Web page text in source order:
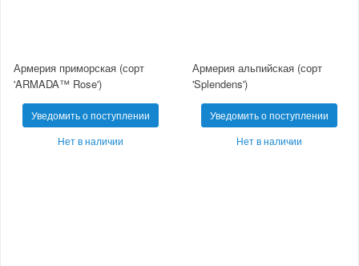
Армерия приморская (сорт
'ARMADA™ Rose')
Уведомить о поступлении
Нет в наличии
Армерия альпийская (сорт
'Splendens')
Уведомить о поступлении
Нет в наличии